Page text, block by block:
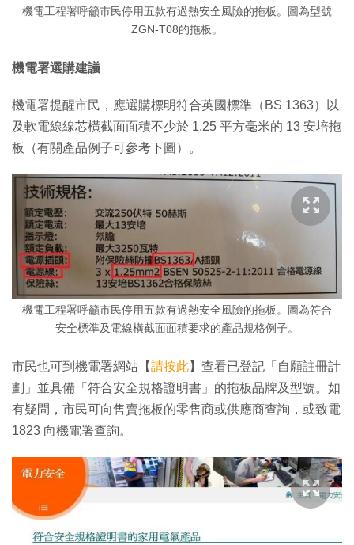
機電工程署呼籲市民停用五款有過熱安全風險的拖板。圖為型號
ZGN-T08的拖板。
機電署選購建議
機電署提醒市民，應選購標明符合英國標準（BS 1363）以
及軟電線線芯橫截面面積不少於 1.25 平方毫米的 13 安培拖
板（有關產品例子可參考下圖）。
機電工程署呼籲市民停用五款有過熱安全風險的拖板。圖為符合
安全標準及電線橫截面面積要求的產品規格例子。
市民也可到機電署網站【請按此】查看已登記「自願註冊計
劃」並具備「符合安全規格證明書」的拖板品牌及型號。如
有疑問，市民可向售賣拖板的零售商或供應商查詢，或致電
1823 向機電署查詢。